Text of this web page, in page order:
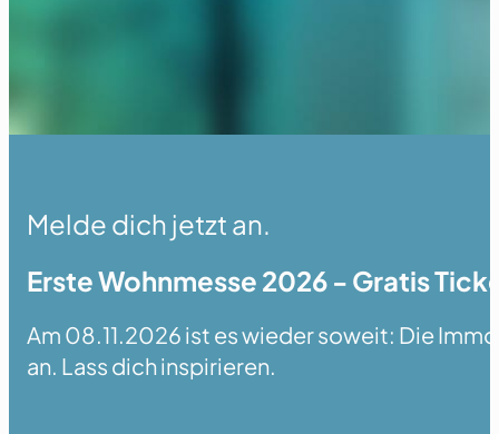
Melde dich jetzt an.
Erste Wohnmesse 2026 - Gratis
Am 08.11.2026 ist es wieder soweit: Die
an. Lass dich inspirieren.